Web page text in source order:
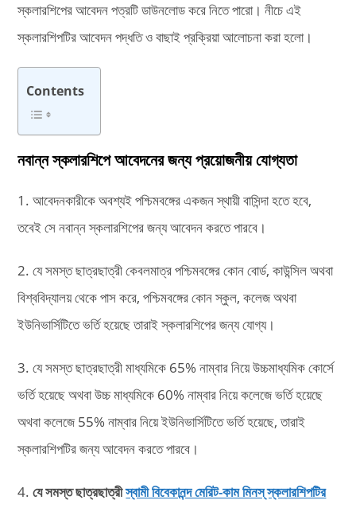
স্কলারশিপের আবেদন পত্রটি ডাউনলোড করে নিতে পারো। নীচে এই
স্কলারশিপটির আবেদন পদ্ধতি ও বাছাই প্রক্রিয়া আলোচনা করা হলো।
Contents
নবান্ন স্কলারশিপে আবেদনের জন্য প্রয়োজনীয় যোগ্যতা
1. আবেদনকারীকে অবশ্যই পশ্চিমবঙ্গের একজন স্থায়ী বাসিন্দা হতে হবে,
তবেই সে নবান্ন স্কলারশিপের জন্য আবেদন করতে পারবে।
2. যে সমস্ত ছাত্রছাত্রী কেবলমাত্র পশ্চিমবঙ্গের কোন বোর্ড, কাউন্সিল অথবা
বিশ্ববিদ্যালয় থেকে পাস করে, পশ্চিমবঙ্গের কোন স্কুল, কলেজ অথবা
ইউনিভার্সিটিতে ভর্তি হয়েছে তারাই স্কলারশিপের জন্য যোগ্য।
3. যে সমস্ত ছাত্রছাত্রী মাধ্যমিকে 65% নাম্বার নিয়ে উচ্চমাধ্যমিক কোর্সে
ভর্তি হয়েছে অথবা উচ্চ মাধ্যমিকে 60% নাম্বার নিয়ে কলেজে ভর্তি হয়েছে
অথবা কলেজে 55% নাম্বার নিয়ে ইউনিভার্সিটিতে ভর্তি হয়েছে, তারাই
স্কলারশিপটির জন্য আবেদন করতে পারবে।
4.যে সমস্ত ছাত্রছাত্রীস্বামী বিবেকানন্দ মেরিট-কাম মিনস্ স্কলারশিপটির